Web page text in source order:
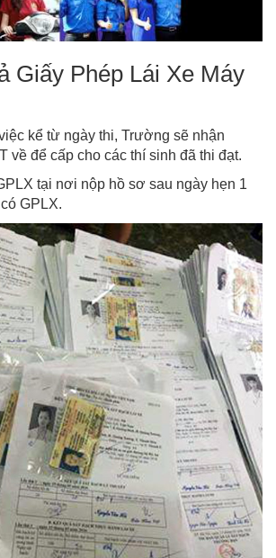
Giấy Phép Lái Xe Máy
kể từ ngày thi, Trường sẽ nhận
về để cấp cho các thí sinh đã thi đạt.
tại nơi nộp hồ sơ sau ngày hẹn 1
GPLX.